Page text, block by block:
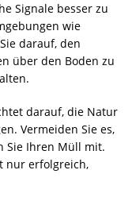
Signale besser zu
wie
darauf, den
über den Boden zu
darauf, die Natur
Vermeiden Sie es,
Sie Ihren Müll mit.
nur erfolgreich,